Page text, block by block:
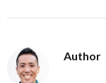
Author